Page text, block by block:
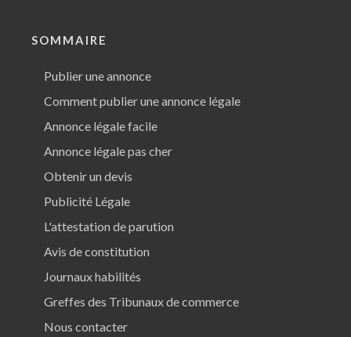
SOMMAIRE
Publier une annonce
Comment publier une annonce légale
Annonce légale facile
Annonce légale pas cher
Obtenir un devis
Publicité Légale
L'attestation de parution
Avis de constitution
Journaux habilités
Greffes des Tribunaux de commerce
Nous contacter